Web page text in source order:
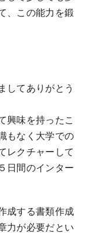
、この能力を鍛
してありがとう
興味を持ったこ
もなく大学での
レクチャーして
日間のインター
成する書類作成
力が必要だとい